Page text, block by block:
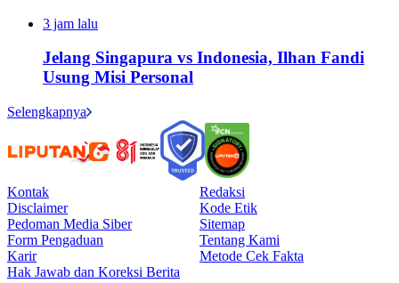
3 jam lalu
Jelang Singapura vs Indonesia, Ilhan Fandi
Usung Misi Personal
Selengkapnya
Kontak
Redaksi
Disclaimer
Kode Etik
Pedoman Media Siber
Sitemap
Form Pengaduan
Tentang Kami
Karir
Metode Cek Fakta
Hak Jawab dan Koreksi Berita